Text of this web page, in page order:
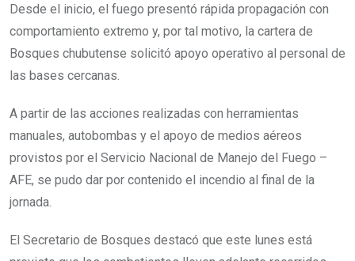
Desde el inicio, el fuego presentó rápida propagación con
comportamiento extremo y, por tal motivo, la cartera de
Bosques chubutense solicitó apoyo operativo al personal de
las bases cercanas.
A partir de las acciones realizadas con herramientas
manuales, autobombas y el apoyo de medios aéreos
provistos por el Servicio Nacional de Manejo del Fuego –
AFE, se pudo dar por contenido el incendio al final de la
jornada.
El Secretario de Bosques destacó que este lunes está